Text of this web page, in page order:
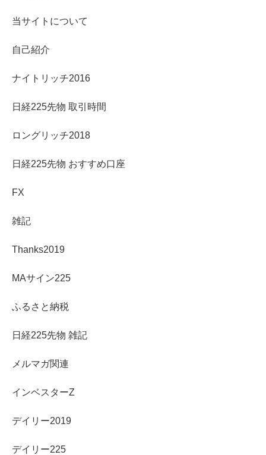
当サイトについて
自己紹介
ナイトリッチ2016
日経225先物 取引時間
ロングリッチ2018
日経225先物 おすすめ口座
FX
雑記
Thanks2019
MAサイン225
ふるさと納税
日経225先物 雑記
メルマガ関連
インベスターZ
デイリー2019
デイリー225